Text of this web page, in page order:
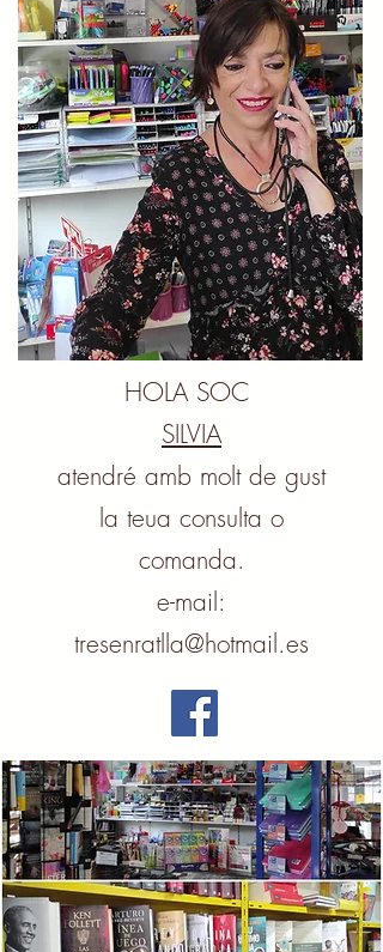
HOLA SOC
SILVIA
atendré amb molt de gust
la teua consulta o
comanda.
e-mail:
tresenratlla@hotmail.es